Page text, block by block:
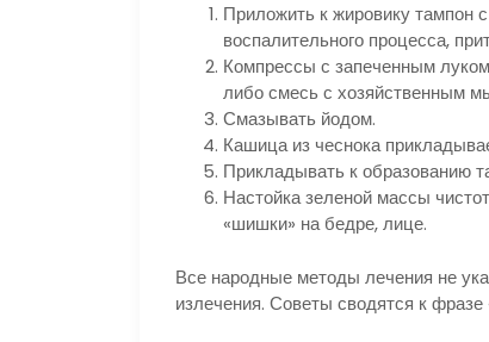
Приложить к жировику тампон
воспалительного процесса,
Компрессы с запеченным
либо смесь с хозяйственным
Смазывать йодом.
Кашица из чеснока
Прикладывать к образованию
Настойка зеленой массы
«шишки» на бедре, лице.
Все народные методы лечения не
излечения. Советы сводятся к